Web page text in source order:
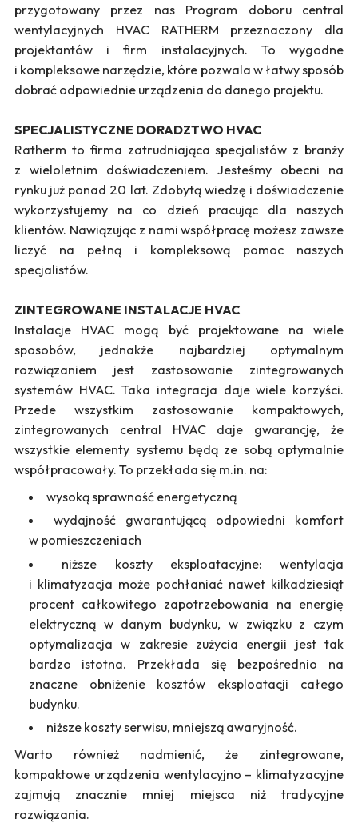
przygotowany przez nas Program doboru central
wentylacyjnych HVAC RATHERM przeznaczony dla
projektantów i firm instalacyjnych. To wygodne
i kompleksowe narzędzie, które pozwala w łatwy sposób
dobrać odpowiednie urządzenia do danego projektu.
SPECJALISTYCZNE DORADZTWO HVAC
Ratherm to firma zatrudniająca specjalistów z branży
z wieloletnim doświadczeniem. Jesteśmy obecni na
rynku już ponad 20 lat. Zdobytą wiedzę i doświadczenie
wykorzystujemy na co dzień pracując dla naszych
klientów. Nawiązując z nami współpracę możesz zawsze
liczyć na pełną i kompleksową pomoc naszych
specjalistów.
ZINTEGROWANE INSTALACJE HVAC
Instalacje HVAC mogą być projektowane na wiele
sposobów, jednakże najbardziej optymalnym
rozwiązaniem jest zastosowanie zintegrowanych
systemów HVAC. Taka integracja daje wiele korzyści.
Przede wszystkim zastosowanie kompaktowych,
zintegrowanych central HVAC daje gwarancję, że
wszystkie elementy systemu będą ze sobą optymalnie
współpracowały. To przekłada się m.in. na:
wysoką sprawność energetyczną
wydajność gwarantującą odpowiedni komfort
w pomieszczeniach
niższe koszty eksploatacyjne: wentylacja
i klimatyzacja może pochłaniać nawet kilkadziesiąt
procent całkowitego zapotrzebowania na energię
elektryczną w danym budynku, w związku z czym
optymalizacja w zakresie zużycia energii jest tak
bardzo istotna. Przekłada się bezpośrednio na
znaczne obniżenie kosztów eksploatacji całego
budynku.
niższe koszty serwisu, mniejszą awaryjność.
Warto również nadmienić, że zintegrowane,
kompaktowe urządzenia wentylacyjno – klimatyzacyjne
zajmują znacznie mniej miejsca niż tradycyjne
rozwiązania.